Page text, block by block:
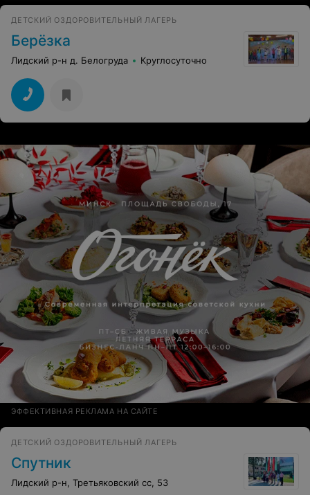
ДЕТСКИЙ ОЗДОРОВИТЕЛЬНЫЙ ЛАГЕРЬ
Берёзка
Лидский р-н д. Белогруда Круглосуточно
ЭФФЕКТИВНАЯ РЕКЛАМА НА САЙТЕ
ДЕТСКИЙ ОЗДОРОВИТЕЛЬНЫЙ ЛАГЕРЬ
Спутник
Лидский р-н, Третьяковский сс, 53